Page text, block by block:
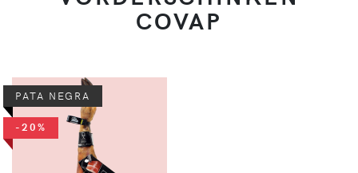
COVAP
PATA NEGRA
-20%